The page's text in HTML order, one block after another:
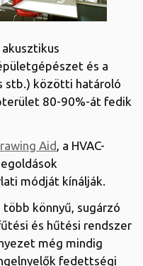
és a
stb.) közötti határoló
80-90%-át fedik
Aid, a HVAC-
módját kínálják.
könnyű, sugárzó
és hűtési rendszer
még mindig
fedettségi